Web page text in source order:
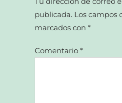
publicada. Los campos
marcados con*
Comentario*